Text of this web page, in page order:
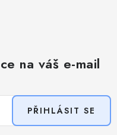
na váš e-mail
PŘIHLÁSIT SE